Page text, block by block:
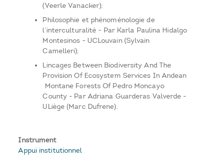
(Veerle Vanacker);
Philosophie et phénoménologie de
l’interculturalité - Par Karla Paulina Hidalgo
Montesinos - UCLouvain (Sylvain
Camelleri);
Lincages Between Biodiversity And The
Provision Of Ecosystem Services In Andean
Montane Forests Of Pedro Moncayo
County - Par Adriana Guarderas Valverde -
ULiège (Marc Dufrene).
Instrument
Appui institutionnel